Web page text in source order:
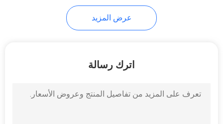
فلتر هواء حفارة
عرض المزيد
اترك رسالة